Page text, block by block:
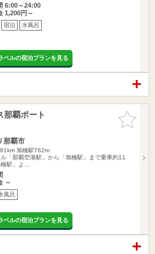
6:00～24:00
1,200円～
宿泊 水風呂
ベルの宿泊プランを見る
お気に入
りに追加
那覇ポート
那覇市
旭橋駅762m
「那覇空港駅」から「旭橋駅」まで乗車約11
駅」よ…
～
風呂
ベルの宿泊プランを見る